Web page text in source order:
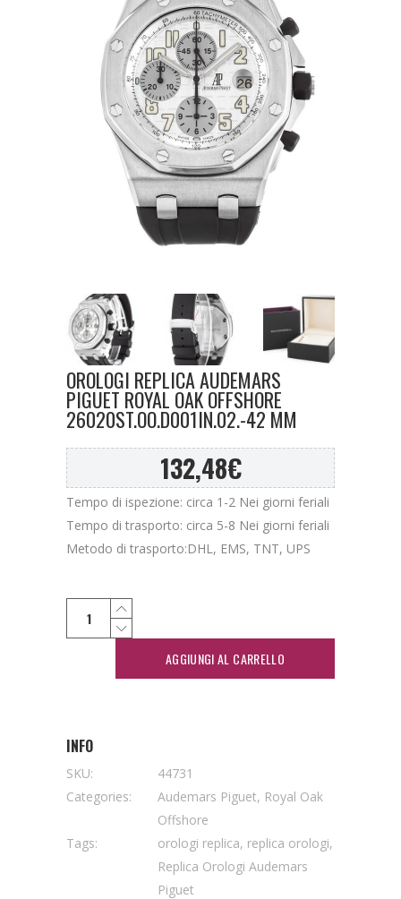
OROLOGI REPLICA AUDEMARS
PIGUET ROYAL OAK OFFSHORE
26020ST.OO.D001IN.02.-42 MM
132,48€
Tempo di ispezione: circa 1-2 Nei giorni feriali
Tempo di trasporto: circa 5-8 Nei giorni feriali
Metodo di trasporto:DHL, EMS, TNT, UPS
AGGIUNGI AL CARRELLO
INFO
SKU:
44731
Categories:
Audemars Piguet, Royal Oak
Offshore
Tags:
orologi replica, replica orologi,
Replica Orologi Audemars
Piguet